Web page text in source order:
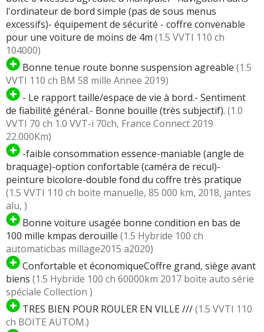
l'ordinateur de bord simple (pas de sous menus
excessifs)- équipement de sécurité - coffre convenable
pour une voiture de moins de 4m (1.5 VVTI 110 ch
104000)
Bonne tenue route bonne suspension agreable (1.5
VVTI 110 ch BM 58 mille Annee 2019)
- Le rapport taille/espace de vie à bord.- Sentiment
de fiabilité général.- Bonne bouille (très subjectif). (1.0
VVTI 70 ch 1.0 VVT-i 70ch, France Connect 2019
22.000Km)
-faible consommation essence-maniable (angle de
braquage)-option confortable (caméra de recul)-
peinture bicolore-double fond du coffre très pratique
(1.5 VVTI 110 ch boite manuelle, 85 000 km, 2018, jantes
alu, )
Bonne voiture usagée bonne condition en bas de
100 mille kmpas derouille (1.5 Hybride 100 ch
automaticbas millage2015 a2020)
Confortable et économiqueCoffre grand, siège avant
biens (1.5 Hybride 100 ch 60000km 2017 boite auto série
spéciale Collection )
TRES BIEN POUR ROULER EN VILLE ///(1.5 VVTI 110
ch BOITE AUTOM.)